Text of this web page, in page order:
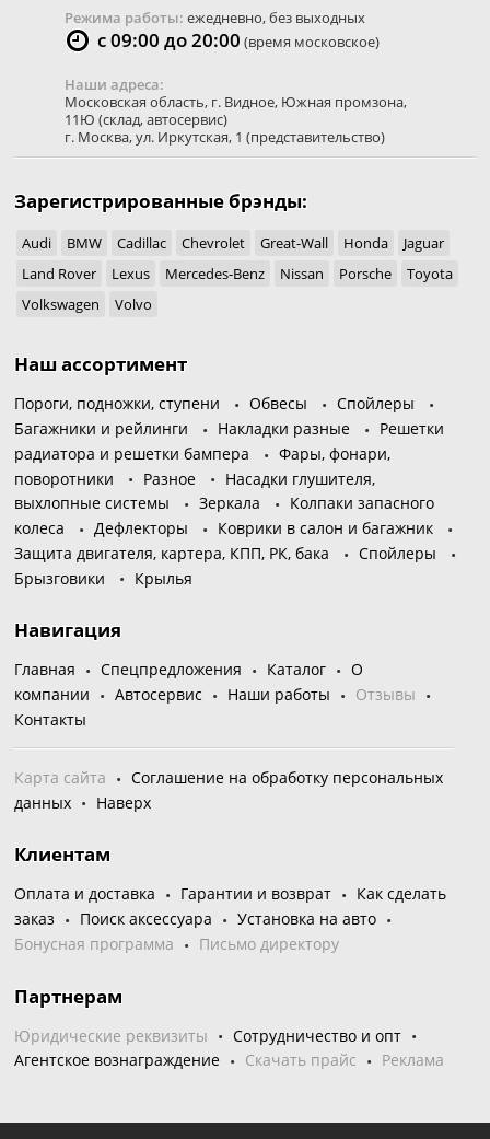
Режима работы: ежедневно, без выходных
с 09:00 до 20:00 (время московское)
Наши адреса:
Московская область, г. Видное, Южная промзона,
11Ю (склад, автосервис)
г. Москва,ул. Иркутская, 1 (представительство)
Зарегистрированные брэнды:
Audi BMW Cadillac Chevrolet Great-Wall Honda
Jaguar
Land Rover
Lexus Mercedes-Benz Nissan Porsche
Toyota
Volkswagen
Volvo
Наш ассортимент
Пороги, подножки, ступени Обвесы
Спойлеры
Багажники и рейлинги
Накладки разные
Решетки
радиатора и решетки бампера
Фары, фонари,
поворотники
Разное
Насадки глушителя,
выхлопные системы
Зеркала
Колпаки запасного
колеса
Дефлекторы
Коврики в салон и багажник
Защита двигателя, картера, КПП, РК, бака
Спойлеры
Брызговики
Крылья
Навигация
Главная Спецпредложения Каталог
О
компании
Автосервис Наши работы
Отзывы
Контакты
Карта сайта
Соглашение на обработку персональных
данных
Наверх
Клиентам
Оплата и доставка Гарантии и возврат
Как сделать
заказ
Поиск аксессуара
Установка на авто
Бонусная программа
Письмо директору
Партнерам
Юридические реквизиты
Сотрудничество и опт
Агентское вознаграждение
Скачать прайс Реклама